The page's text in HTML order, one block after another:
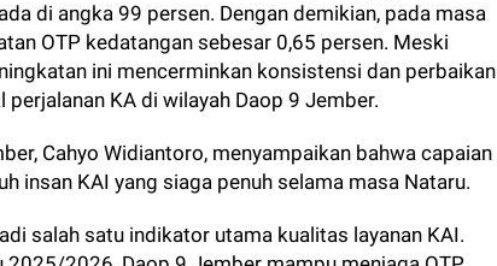
di angka 99 persen. Dengan demikian, pada masa
OTP kedatangan sebesar 0,65 persen. Meski
ini mencerminkan konsistensi dan perbaikan
KA di wilayah Daop 9 Jember.
Cahyo Widiantoro, menyampaikan bahwa capaian
insan KAI yang siaga penuh selama masa Nataru.
salah satu indikator utama kualitas layanan KAI.